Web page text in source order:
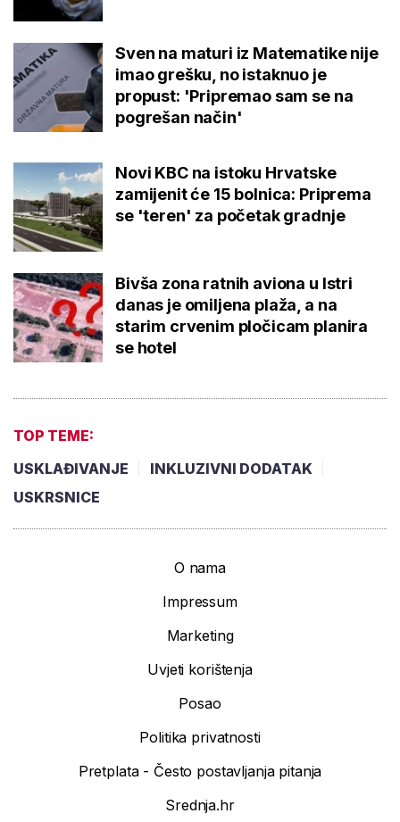
Sven na maturi iz Matematike nije
imao grešku, no istaknuo je
propust: 'Pripremao sam se na
pogrešan način'
Novi KBC na istoku Hrvatske
zamijenit će 15 bolnica: Priprema
se 'teren' za početak gradnje
Bivša zona ratnih aviona u Istri
danas je omiljena plaža, a na
starim crvenim pločicam planira
se hotel
TOP TEME:
USKLAĐIVANJE
INKLUZIVNI DODATAK
USKRSNICE
O nama
Impressum
Marketing
Uvjeti korištenja
Posao
Politika privatnosti
Pretplata - Često postavljanja pitanja
Srednja.hr